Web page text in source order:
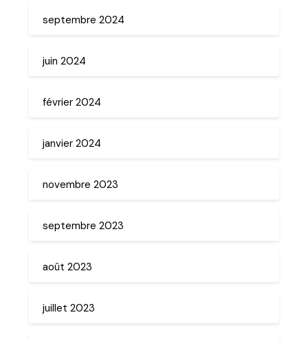
septembre 2024
juin 2024
février 2024
janvier 2024
novembre 2023
septembre 2023
août 2023
juillet 2023